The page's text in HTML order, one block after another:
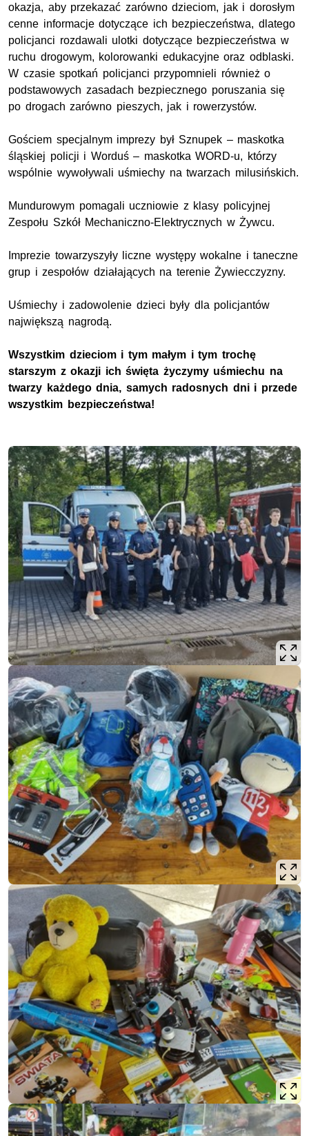
okazja, aby przekazać zarówno dzieciom, jak i dorosłym
cenne informacje dotyczące ich bezpieczeństwa, dlatego
policjanci rozdawali ulotki dotyczące bezpieczeństwa w
ruchu drogowym, kolorowanki edukacyjne oraz odblaski.
W czasie spotkań policjanci przypomnieli również o
podstawowych zasadach bezpiecznego poruszania się
po drogach zarówno pieszych, jak i rowerzystów.
Gościem specjalnym imprezy był Sznupek – maskotka
śląskiej policji i Worduś – maskotka WORD-u, którzy
wspólnie wywoływali uśmiechy na twarzach milusińskich.
Mundurowym pomagali uczniowie z klasy policyjnej
Zespołu Szkół Mechaniczno-Elektrycznych w Żywcu.
Imprezie towarzyszyły liczne występy wokalne i taneczne
grup i zespołów działających na terenie Żywiecczyzny.
Uśmiechy i zadowolenie dzieci były dla policjantów
największą nagrodą.
Wszystkim dzieciom i tym małym i tym trochę
starszym z okazji ich święta życzymy uśmiechu na
twarzy każdego dnia, samych radosnych dni i przede
wszystkim bezpieczeństwa!